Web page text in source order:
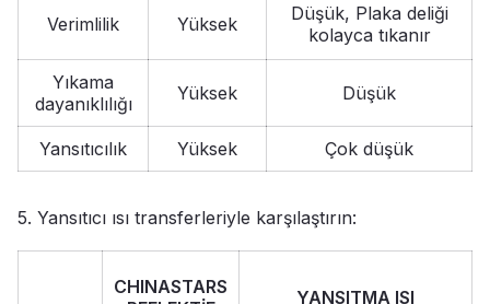
Verimlilik Yüksek
Düşük, Plaka deliği
kolayca tıkanır
Yıkama
dayanıklılığı
Yüksek Düşük
Yansıtıcılık Yüksek Çok düşük
5. Yansıtıcı ısı transferleriyle karşılaştırın:
CHINASTARS
YANSITMA ISI